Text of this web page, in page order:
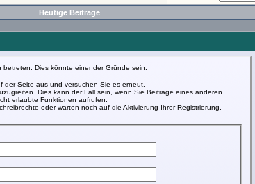
Heutige Beiträge
Dies könnte einer der Gründe sein:
der Seite aus und versuchen Sie es erneut.
Dies kann der Fall sein, wenn Sie Beiträge eines anderen
erlaubte Funktionen aufrufen.
oder warten noch auf die Aktivierung Ihrer Registrierung.